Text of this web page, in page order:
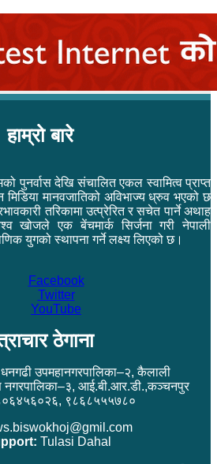
हाम्रो बारे
पुनर्वास देखि संचालित एकल स्वामित्व प्राप्त
मिडिया मानवजातिको अविभाज्य ध्रुव भएको छ
तरिकामा उत्प्रेरित र सचेत पार्ने अथाह
खोजले एक बेंचमार्क सिर्जना गरी नेपाली
युगको स्थापना गर्ने लक्ष्य लिएको छ।
Facebook
Twitter
YouTube
ठेगाना
धनगढी उपमहानगरपालिका–२, कैलाली
नगरपालिका–३, आई.बी.आर.डी.,कञ्चनपुर
९८६८५५५७८०
Tulasi Dahal